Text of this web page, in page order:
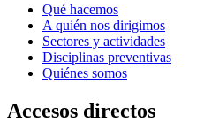
Qué hacemos
A quién nos dirigimos
Sectores y actividades
Disciplinas preventivas
Quiénes somos
Accesos directos